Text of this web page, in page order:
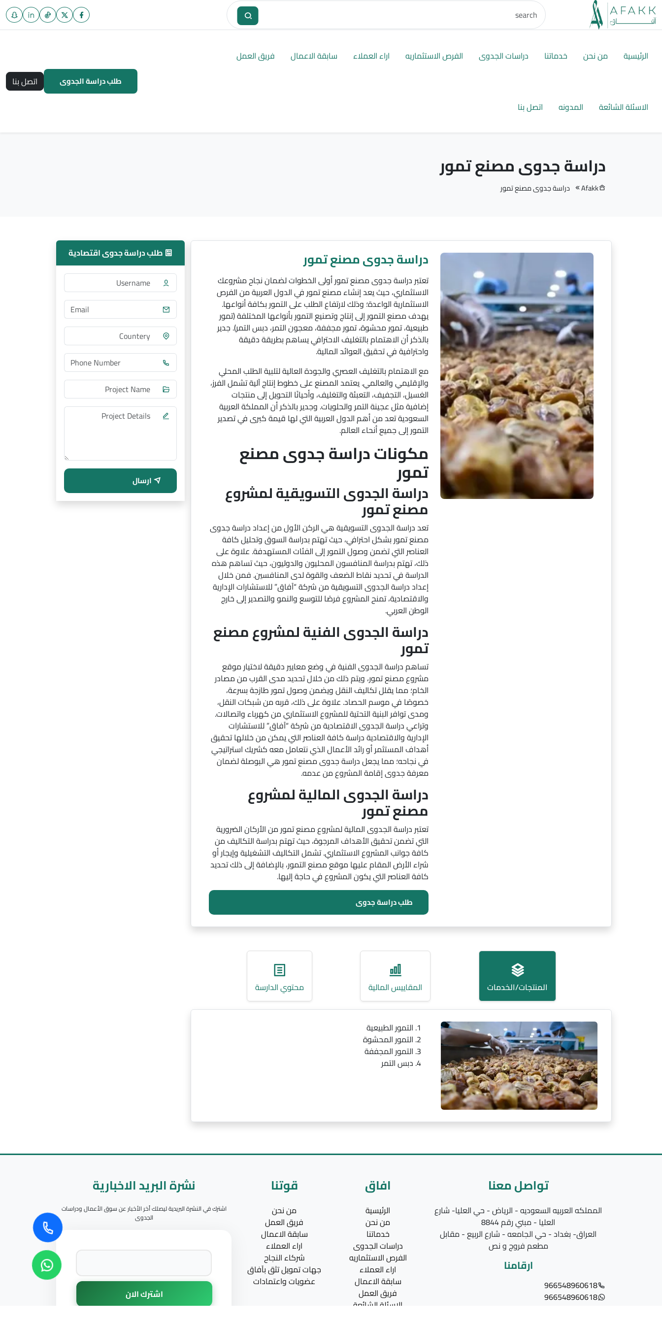
الرئيسية من نحن خدماتنا دراسات الجدوى الفرص الاستثماريه اراء العملاء سابقة الاعمال فريق العمل
الاسئلة الشائعة المدونه اتصل بنا
طلب دراسة الجدوى اتصل بنا
دراسة جدوى مصنع تمور
Afakk دراسة جدوى مصنع تمور
دراسة جدوى مصنع تمور
تعتبر دراسة جدوى مصنع تمور أولى الخطوات لضمان نجاح مشروعك
الاستثماري، حيث يعد إنشاء مصنع تمور في الدول العربية من الفرص
الاستثمارية الواعدة؛ وذلك لارتفاع الطلب على التمور بكافة أنواعها.
يهدف مصنع التمور إلى إنتاج وتصنيع التمور بأنواعها المختلفة (تمور
طبيعية، تمور محشوة، تمور مجففة، معجون التمر، دبس التمر). جدير
بالذكر أن الاهتمام بالتغليف الاحترافي يساهم بطريقة دقيقة
واحترافية في تحقيق العوائد المالية.
مع الاهتمام بالتغليف العصري والجودة العالية لتلبية الطلب المحلي
والإقليمي والعالمي. يعتمد المصنع على خطوط إنتاج آلية تشمل الفرز،
الغسيل، التجفيف، التعبئة والتغليف، وأحيانًا التحويل إلى منتجات
إضافية مثل عجينة التمر والحلويات. وجدير بالذكر أن المملكة العربية
السعودية تعد من أهم الدول العربية التي لها قيمة كبرى في تصدير
التمور إلى جميع أنحاء العالم.
مكونات دراسة جدوى مصنع
تمور
دراسة الجدوى التسويقية لمشروع
مصنع تمور
تعد دراسة الجدوى التسويقية هي الركن الأول من إعداد دراسة جدوى
مصنع تمور بشكل احترافي، حيث تهتم بدراسة السوق وتحليل كافة
العناصر التي تضمن وصول التمور إلى الفئات المستهدفة. علاوة على
ذلك، تهتم بدراسة المنافسون المحليون والدوليون، حيث تساهم هذه
الدراسة في تحديد نقاط الضعف والقوة لدى المنافسين. فمن خلال
إعداد دراسة الجدوى التسويقية من شركة “آفاق” للاستشارات الإدارية
والاقتصادية، تمنح المشروع فرصًا للتوسع والنمو والتصدير إلى خارج
الوطن العربي.
دراسة الجدوى الفنية لمشروع مصنع
تمور
تساهم دراسة الجدوى الفنية في وضع معايير دقيقة لاختيار موقع
مشروع مصنع تمور، ويتم ذلك من خلال تحديد مدى القرب من مصادر
الخام؛ مما يقلل تكاليف النقل ويضمن وصول تمور طازجة بسرعة،
خصوصًا في موسم الحصاد. علاوة على ذلك، قربه من شبكات النقل،
ومدى توافر البنية التحتية للمشروع الاستثماري من كهرباء واتصالات.
وتراعي دراسة الجدوى الاقتصادية من شركة “آفاق” للاستشارات
الإدارية والاقتصادية دراسة كافة العناصر التي يمكن من خلالها تحقيق
أهداف المستثمر أو رائد الأعمال الذي نتعامل معه كشريك استراتيجي
في نجاحه؛ مما يجعل دراسة جدوى مصنع تمور هي البوصلة لضمان
معرفة جدوى إقامة المشروع من عدمه.
دراسة الجدوى المالية لمشروع
مصنع تمور
تعتبر دراسة الجدوى المالية لمشروع مصنع تمور من الأركان الضرورية
التي تضمن تحقيق الأهداف المرجوة، حيث تهتم بدراسة التكاليف من
كافة جوانب المشروع الاستثماري. تشمل التكاليف التشغيلية وإيجار أو
شراء الأرض المقام عليها موقع مصنع التمور، بالإضافة إلى ذلك تحديد
كافة العناصر التي يكون المشروع في حاجة إليها.
طلب دراسة جدوى
المنتجات/الخدمات المقاييس المالية محتوي الدارسة
التمور الطبيعية
التمور المحشوة
التمور المجففة
دبس التمر
طلب دراسة جدوى اقتصادية
تواصل معنا
المملكه العربيه السعوديه - الرياض - حي العليا- شارع
العليا - مبني رقم 8844
العراق- بغداد - حي الجامعه - شارع الربيع - مقابل
مطعم فروج و نص
ارقامنا
966548960618
966548960618
افاق
الرئيسية
من نحن
خدماتنا
دراسات الجدوى
الفرص الاستثماريه
اراء العملاء
سابقة الاعمال
فريق العمل
الاسئلة الشائعة
قوتنا
من نحن
فريق العمل
سابقة الاعمال
اراء العملاء
شركاء النجاح
جهات تمويل تثق بآفاق
عضويات واعتمادات
نشرة البريد الاخبارية
اشترك في النشرة البريدية ليصلك أخر الأخبار عن سوق الأعمال ودراسات
الجدوى